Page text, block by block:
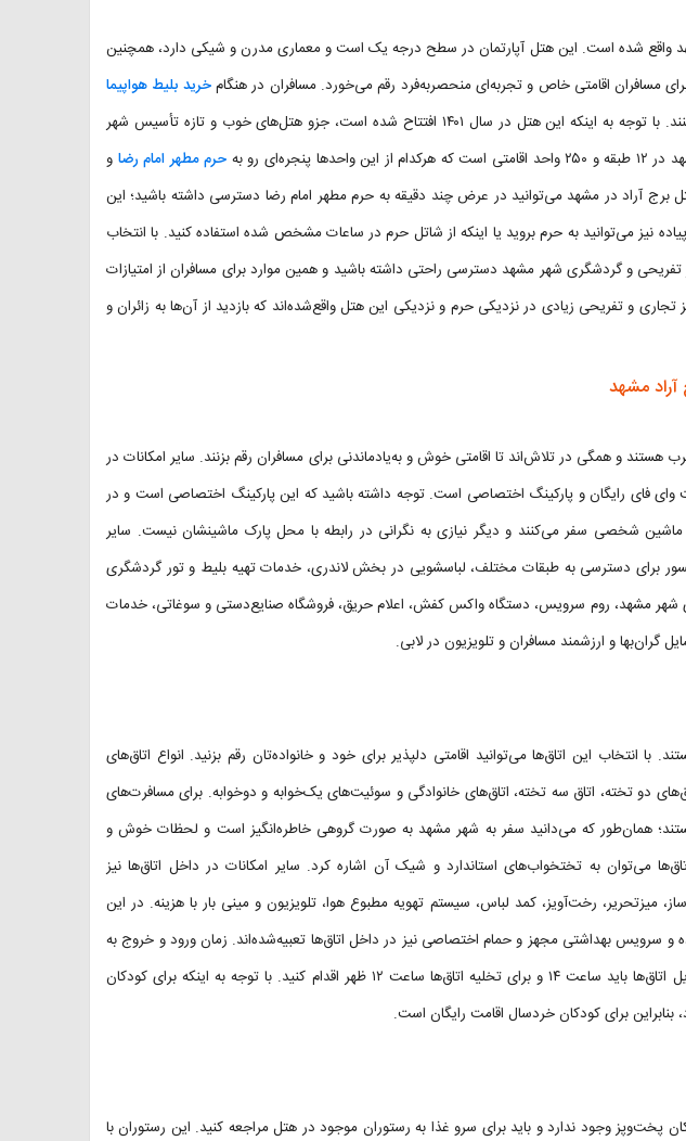
واقع شده است. این هتل آپارتمان در سطح درجه یک است و معماری مدرن و شیکی دارد، همچنین
مسافران اقامتی خاص و تجربه‌ای منحصربه‌فرد رقم می‌خورد. مسافران در هنگامخرید بلیط هواپیما
می‌توانند نسبت به رزرو این هتل اقدام کنند. با توجه به اینکه این هتل در سال ۱۴۰۱ افتتاح شده است، جزو هتل‌های خوب و تازه تأسیس شهر
رو به
حرم مطهر امام رضا و
برج آراد در مشهد می‌توانید در عرض چند دقیقه به حرم مطهر امام رضا دسترسی داشته باشید؛ این
به صورت پیاده نیز می‌توانید به حرم بروید یا اینکه از شاتل حرم در ساعات مشخص شده استفاده کنید. با انتخاب
تفریحی و گردشگری شهر مشهد دسترسی راحتی داشته باشید و همین موارد برای مسافران از امتیازات
و تفریحی زیادی در نزدیکی حرم و نزدیکی این هتل واقع‌شده‌اند که بازدید از آن‌ها به زائران و
مشهد
هستند و همگی در تلاش‌اند تا اقامتی خوش و به‌یادماندنی برای مسافران رقم بزنند. سایر امکانات در
وای فای رایگان و پارکینگ اختصاصی است. توجه داشته باشید که این پارکینگ اختصاصی است و در
ماشین شخصی سفر می‌کنند و دیگر نیازی به نگرانی در رابطه با محل پارک ماشینشان نیست. سایر
برای دسترسی به طبقات مختلف، لباسشویی در بخش لاندری، خدمات تهیه بلیط و تور گردشگری
شهر مشهد، روم سرویس، دستگاه واکس کفش، اعلام حریق، فروشگاه صنایع‌دستی و سوغاتی، خدمات
گران‌بها و ارزشمند مسافران و تلویزیون در لابی.
انتخاب این اتاق‌ها می‌توانید اقامتی دلپذیر برای خود و خانواده‌تان رقم بزنید. انواع اتاق‌های
دو تخته، اتاق سه تخته، اتاق‌های خانوادگی و سوئیت‌های یک‌خوابه و دوخوابه. برای مسافرت‌های
همان‌طور که می‌دانید سفر به شهر مشهد به صورت گروهی خاطره‌انگیز است و لحظات خوش و
می‌توان به تختخواب‌های استاندارد و شیک آن اشاره کرد. سایر امکانات در داخل اتاق‌ها نیز
میزتحریر، رخت‌آویز، کمد لباس، سیستم تهویه مطبوع هوا، تلویزیون و مینی بار با هزینه. در این
و سرویس بهداشتی مجهز و حمام اختصاصی نیز در داخل اتاق‌ها تعبیه‌شده‌اند. زمان ورود و خروج به
این هتل بدین‌صورت است که برای تحویل اتاق‌ها باید ساعت ۱۴ و برای تخلیه اتاق‌ها ساعت ۱۲ ظهر اقدام کنید. با توجه به اینکه برای کودکان
پخت‌وپز وجود ندارد و باید برای سرو غذا به رستوران موجود در هتل مراجعه کنید. این رستوران با